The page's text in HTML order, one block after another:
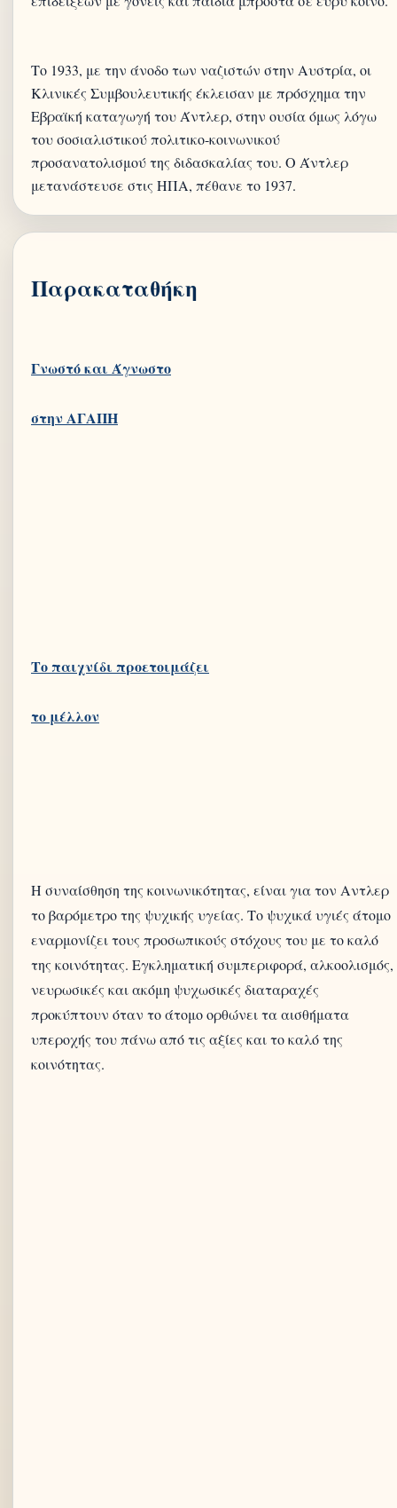
Το 1933, με την άνοδο των ναζιστών στην Αυστρία, οι
Κλινικές Συμβουλευτικής έκλεισαν με πρόσχημα την
Εβραϊκή καταγωγή του Άντλερ, στην ουσία όμως λόγω
του σοσιαλιστικού πολιτικο-κοινωνικού
προσανατολισμού της διδασκαλίας του. Ο Άντλερ
Παρακαταθήκη
Γνωστό και Άγνωστο
Το παιχνίδι προετοιμάζει
Η συναίσθηση της κοινωνικότητας, είναι για τον Αντλερ
το βαρόμετρο της ψυχικής υγείας. Το ψυχικά υγιές άτομο
εναρμονίζει τους προσωπικούς στόχους του με το καλό
της κοινότητας. Εγκληματική συμπεριφορά, αλκοολισμός,
νευρωσικές και ακόμη ψυχωσικές διαταραχές
προκύπτουν όταν το άτομο ορθώνει τα αισθήματα
υπεροχής του πάνω από τις αξίες και το καλό της
κοινότητας.